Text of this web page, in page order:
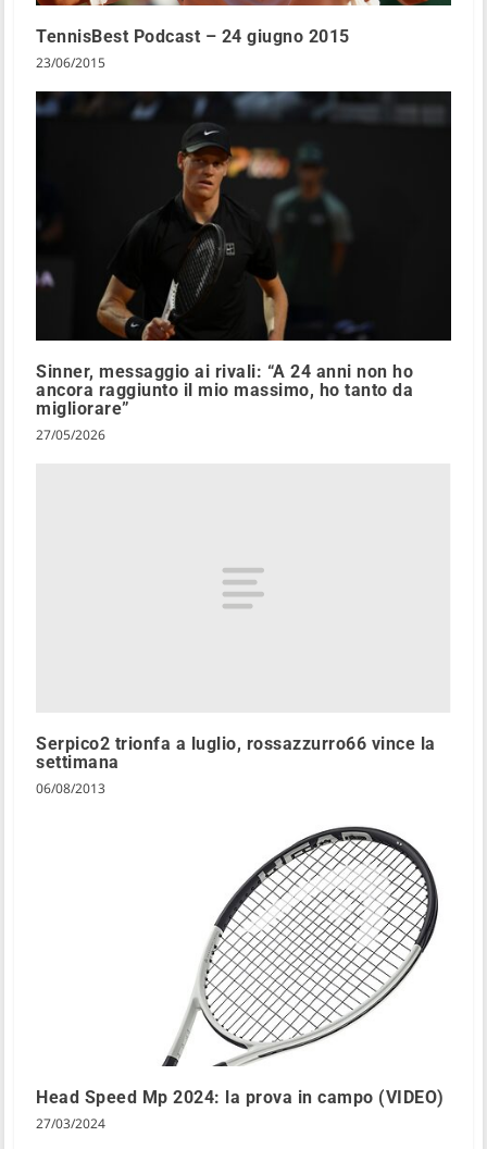
TennisBest Podcast – 24 giugno 2015
23/06/2015
Sinner, messaggio ai rivali: “A 24 anni non ho
ancora raggiunto il mio massimo, ho tanto da
migliorare”
27/05/2026
Serpico2 trionfa a luglio, rossazzurro66 vince la
settimana
06/08/2013
Head Speed Mp 2024: la prova in campo (VIDEO)
27/03/2024